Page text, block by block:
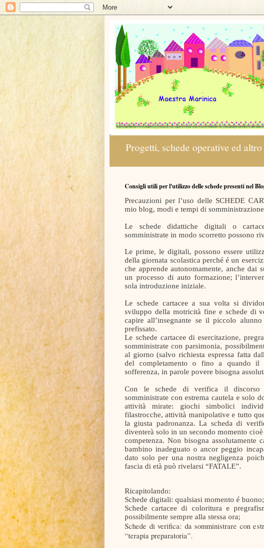
Progetti, schede operative ed
Consigli utili per l'utilizzo delle schede presenti nel
Precauzioni per l’uso delle SCHEDE
mio blog, modi e tempi di somministrazione
Le schede didattiche digitali o
somministrate in modo scorretto possono
Le prime, le digitali, possono essere
della giornata scolastica perché é un
che apprende autonomamente, anche
un processo di auto formazione;
sola introduzione iniziale.
Le schede cartacee a sua volta si
sviluppo della motricità fine e schede di
capire all’insegnante se il piccolo
prefissato.
Le schede cartacee di esercitazione,
somministrate con parsimonia,
al giorno (salvo richiesta espressa fatta
del completamento o fino a quando il
sofferenza, in parole povere bisogna
Con le schede di verifica il discorso
somministrate con estrema cautela e solo
attività mirate: giochi simbolici
filastrocche, attività manipolative e tutto
la giusta padronanza. La scheda di
diventerà solo in un secondo momento
competenza. Non bisogna assolutamente
bambino inadeguato o ancor peggio
dato solo per una nostra negligenza
fascia di età può rivelarsi “FATALE”.
Ricapitolando:
Schede digitali: qualsiasi momento é buono;
Schede cartacee di coloritura e
possibilmente sempre alla stessa ora;
Schede di verifica: da somministrare con
“terapia preparatoria”.